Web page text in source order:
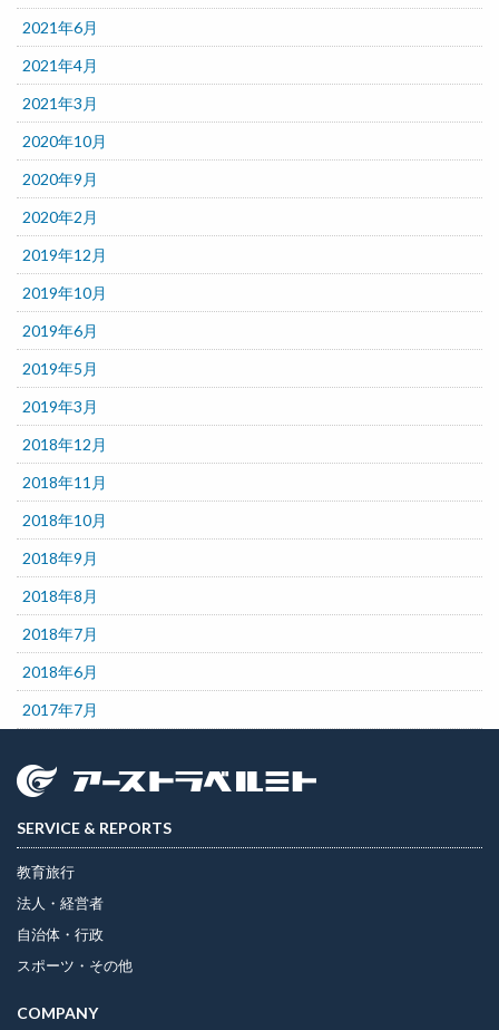
2021年6月
2021年4月
2021年3月
2020年10月
2020年9月
2020年2月
2019年12月
2019年10月
2019年6月
2019年5月
2019年3月
2018年12月
2018年11月
2018年10月
2018年9月
2018年8月
2018年7月
2018年6月
2017年7月
SERVICE & REPORTS
教育旅行
法人・経営者
自治体・行政
スポーツ・その他
COMPANY